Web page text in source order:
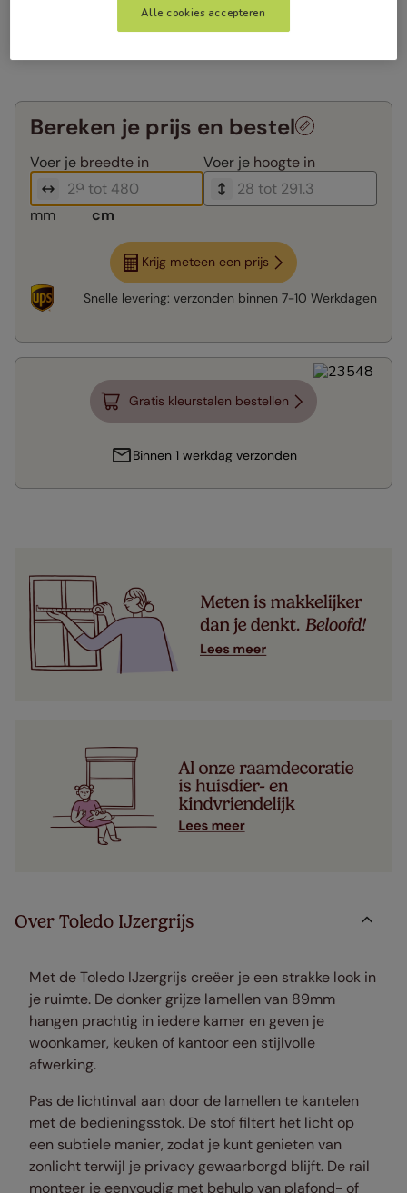
Bereken je prijs en bestel
Voer je breedte in Voer je hoogte in
mm cm
Krijg meteen een prijs
Snelle levering: verzonden binnen 7-10 Werkdagen
Gratis kleurstalen bestellen
Binnen 1 werkdag verzonden
Over Toledo IJzergrijs
Met de Toledo IJzergrijs creëer je een strakke look in
je ruimte. De donker grijze lamellen van 89mm
hangen prachtig in iedere kamer en geven je
woonkamer, keuken of kantoor een stijlvolle
afwerking.
Pas de lichtinval aan door de lamellen te kantelen
met de bedieningsstok. De stof filtert het licht op
een subtiele manier, zodat je kunt genieten van
zonlicht terwijl je privacy gewaarborgd blijft. De rail
monteer je eenvoudig met behulp van plafond- of
Alle cookies accepteren